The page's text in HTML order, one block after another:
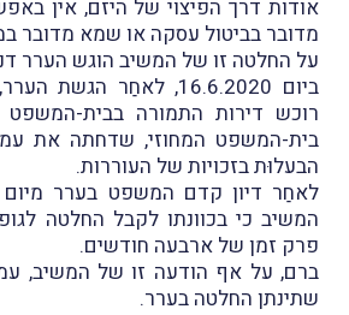
אודות דרך הפיצוי של היזם, אין
מדובר בביטול עסקה או שמא מדובר
על החלטה זו של המשיב הוגש הערר
ביום 16.6.2020, לאחַר
רוכש דירות התמורה בבית-המשפט
בית-המשפט המחוזי, שדחתה את
הבעלוּת בזכויות של העוררות.
המשיב כי בכוונתו לקבל החלטה
פרק זמן של ארבעה חודשים.
ברם, על אף הודעה זו של המשיב,
שתינתן החלטה בערר.